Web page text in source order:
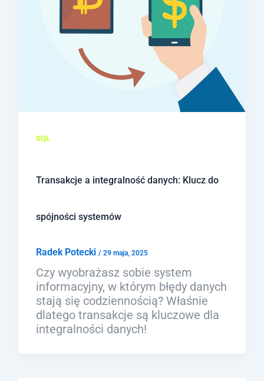
SQL
Transakcje a integralność danych: Klucz do
spójności systemów
Radek Potecki / 29 maja, 2025
Czy wyobrażasz sobie system
informacyjny, w którym błędy danych
stają się codziennością? Właśnie
dlatego transakcje są kluczowe dla
integralności danych!